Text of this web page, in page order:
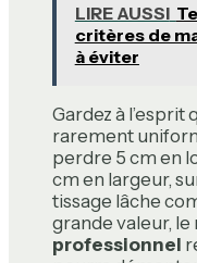
LIRE AUSSI
critères de
à éviter
Gardez à
rarement
perdre 5 cm en
cm en largeur,
tissage lâche
grande valeur, le
professionnel